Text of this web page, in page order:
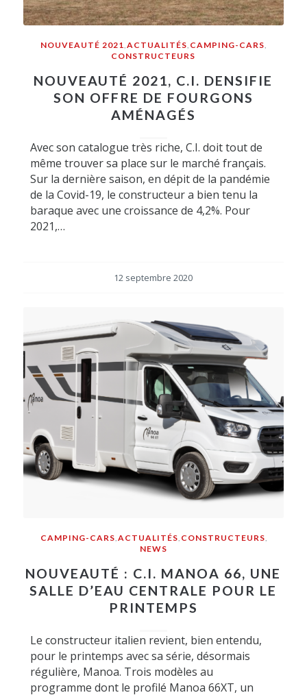
NOUVEAUTÉ 2021 ,ACTUALITÉS CAMPING-CARS
CONSTRUCTEURS
NOUVEAUTÉ 2021, C.I. DENSIFIE
SON OFFRE DE FOURGONS
AMÉNAGÉS
Avec son catalogue très riche, C.I. doit tout de
même trouver sa place sur le marché français.
Sur la dernière saison, en dépit de la pandémie
de la Covid-19, le constructeur a bien tenu la
baraque avec une croissance de 4,2%. Pour
2021,…
12 septembre 2020
CAMPING-CARS ACTUALITÉS CONSTRUCTEURS
NEWS
NOUVEAUTÉ : C.I. MANOA 66, UNE
SALLE D’EAU CENTRALE POUR LE
PRINTEMPS
Le constructeur italien revient, bien entendu,
pour le printemps avec sa série, désormais
régulière, Manoa. Trois modèles au
programme dont le profilé Manoa 66XT, un